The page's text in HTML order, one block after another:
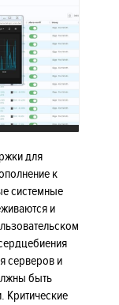
для
к
системные
и
серверов и
быть
Критические